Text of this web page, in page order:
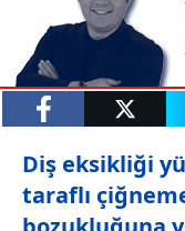
Diş eksikliği
taraflı